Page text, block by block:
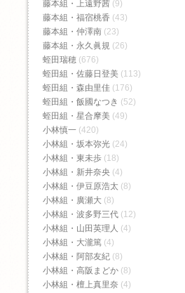
藤本組・上遠野茜 (9)
藤本組・福宿桃香‬ (43)
藤本組・仲澤南 (23)
藤本組・永久眞規 (26)
蛭田瑞穂 (676)
蛭田組・佐藤日登美 (113)
蛭田組・森由里佳 (176)
蛭田組・飯國なつき (52)
蛭田組・星合摩美 (49)
小林慎一 (420)
小林組・坂本弥光 (24)
小林組・東未歩 (18)
小林組・新井奈央 (4)
小林組・伊豆原浩太 (8)
小林組・廣瀬大 (8)
小林組・波多野三代 (12)
小林組・山田英理人 (4)
小林組・大瀧篤 (4)
小林組・阿部友紀 (8)
小林組・高阪まどか (8)
小林組・檀上真里奈 (4)